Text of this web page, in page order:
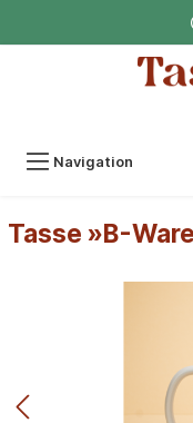
Navigation
Tasse »B-